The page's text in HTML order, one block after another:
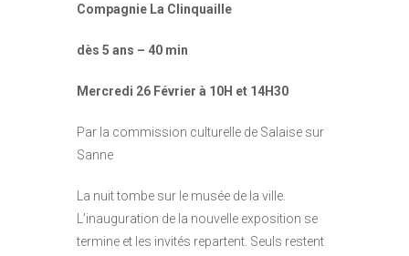
Compagnie La Clinquaille
dès 5 ans – 40 min
Mercredi 26 Février à 10H et 14H30
Par la commission culturelle de Salaise sur
Sanne
La nuit tombe sur le musée de la ville.
L’inauguration de la nouvelle exposition se
termine et les invités repartent. Seuls restent